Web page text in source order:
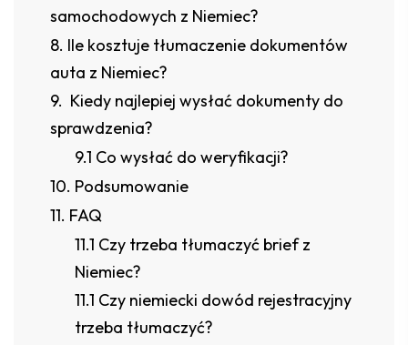
samochodowych z Niemiec?
Ile kosztuje tłumaczenie dokumentów
auta z Niemiec?
Kiedy najlepiej wysłać dokumenty do
sprawdzenia?
Co wysłać do weryfikacji?
Podsumowanie
FAQ
Czy trzeba tłumaczyć brief z
Niemiec?
Czy niemiecki dowód rejestracyjny
trzeba tłumaczyć?